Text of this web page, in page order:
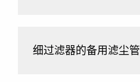
细过滤器的备用滤尘管